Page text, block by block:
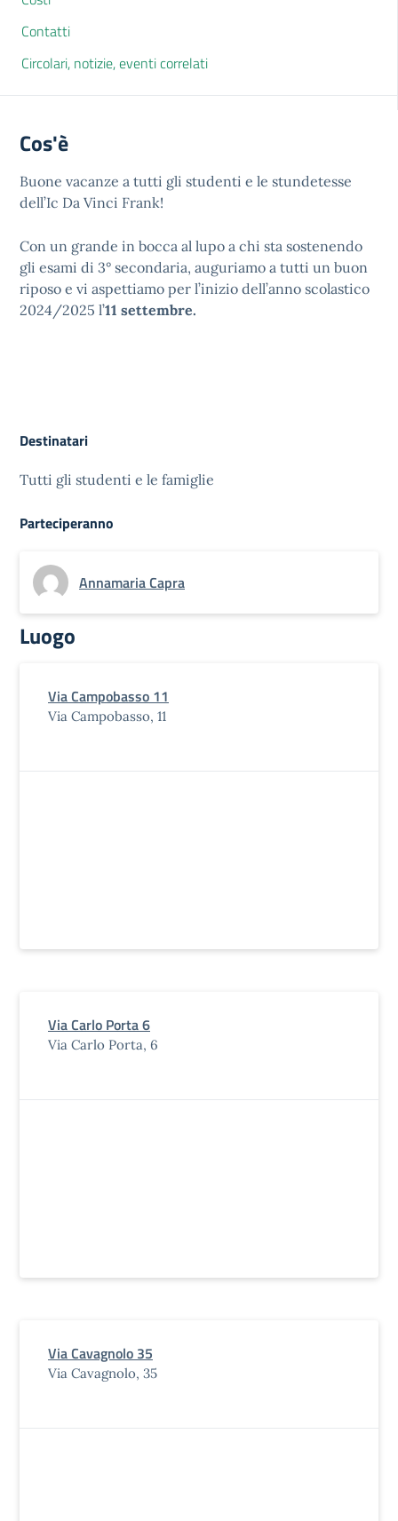
Contatti
Circolari, notizie, eventi correlati
Cos'è
Buone vacanze a tutti gli studenti e le stundetesse
dell’Ic Da Vinci Frank!
Con un grande in bocca al lupo a chi sta sostenendo
gli esami di 3° secondaria, auguriamo a tutti un buon
riposo e vi aspettiamo per l’inizio dell’anno scolastico
2024/2025 l’11 settembre.
Destinatari
Tutti gli studenti e le famiglie
Parteciperanno
Annamaria Capra
Luogo
Via Campobasso 11
Via Campobasso, 11
Via Carlo Porta 6
Via Carlo Porta, 6
Via Cavagnolo 35
Via Cavagnolo, 35